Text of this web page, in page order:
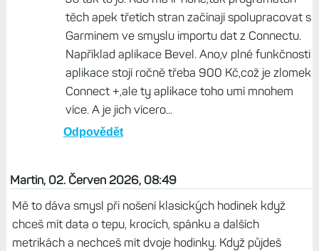
těch apek třetích stran začínají spolupracovat s
Garminem ve smyslu importu dat z Connectu.
Například aplikace Bevel. Ano,v plné funkčnosti
aplikace stojí ročně třeba 900 Kč,což je zlomek
Connect +,ale ty aplikace toho umí mnohem
více. A je jich vícero...
Odpovědět
Martin, 02. Červen 2026, 08:49
Mě to dáva smysl při nošení klasických hodinek když
chceš mít data o tepu, krocích, spánku a dalších
metrikách a nechceš mít dvoje hodinky. Když půjdeš